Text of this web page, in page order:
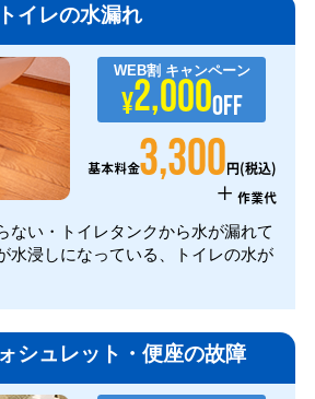
トイレの水漏れ
WEB割 キャンペーン
¥2,000OFF
基本料金3,300円(税込)
+ 作業代
ない・トイレタンクから水が漏れて
水浸しになっている、トイレの水が
シュレット・便座の故障